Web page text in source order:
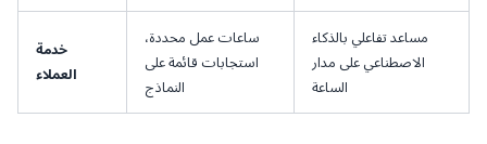
خدمة
العملاء
ساعات عمل محددة،
استجابات قائمة على
النماذج
مساعد تفاعلي بالذكاء
الاصطناعي على مدار
الساعة